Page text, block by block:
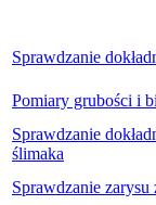
Sprawdzanie
Pomiary grubości i
Sprawdzanie
ślimaka
Sprawdzanie zarysu